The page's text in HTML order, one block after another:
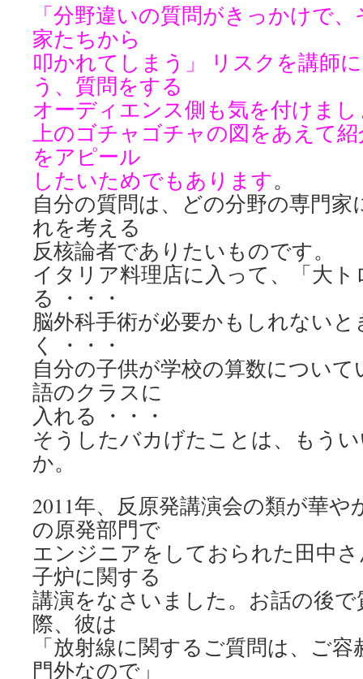
「分野違いの質問がきっかけで
家たちから
叩かれてしまう」 リスクを講師
う、質問をする
オーディエンス側も気を付けま
上のゴチャゴチャの図をあえて
をアピール
したいためでもあります。
自分の質問は、どの分野の専門
れを考える
反核論者でありたいものです。
イタリア料理店に入って、「大
る ・・・
脳外科手術が必要かもしれない
く ・・・
自分の子供が学校の算数につい
語のクラスに
入れる ・・・
そうしたバカげたことは、もう
か。
2011年、反原発講演会の類が華
の原発部門で
エンジニアをしておられた田中
子炉に関する
講演をなさいました。お話の後
際、彼は
「放射線に関するご質問は、ご
門外なので」